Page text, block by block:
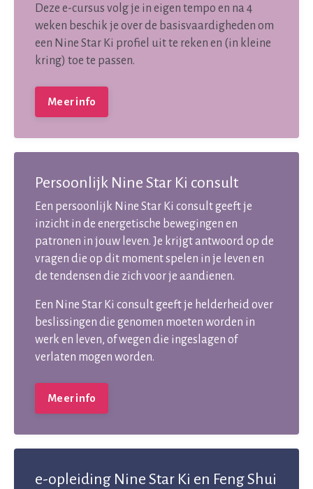
Deze e-cursus volg je in eigen tempo en na 4
weken beschik je over de basisvaardigheden om
een Nine Star Ki profiel uit te reken en (in kleine
kring) toe te passen.
Meer info
Persoonlijk Nine Star Ki consult
Een persoonlijk Nine Star Ki consult geeft je
inzicht in de energetische bewegingen en
patronen in jouw leven. Je krijgt antwoord op de
vragen die op dit moment spelen in je leven en
de tendensen die zich voor je aandienen.
Een Nine Star Ki consult geeft je helderheid over
beslissingen die genomen moeten worden in
werk en leven, of wegen die ingeslagen of
verlaten mogen worden.
Meer info
e-opleiding Nine Star Ki en Feng Shui